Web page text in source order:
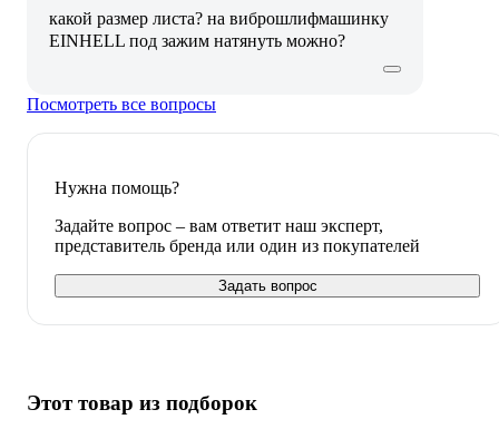
какой размер листа? на виброшлифмашинку
EINHELL под зажим натянуть можно?
Посмотреть все вопросы
Нужна помощь?
Задайте вопрос – вам ответит наш эксперт,
представитель бренда или один из покупателей
Задать вопрос
Этот товар из подборок